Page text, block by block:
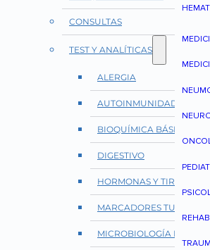
CONSULTAS
TEST Y ANALÍTICAS
ALERGIA
AUTOINMUNIDAD Y
BIOQUÍMICA BÁSICA
DIGESTIVO
HORMONAS Y TIROIDES
MARCADORES
MICROBIOLOGÍA E